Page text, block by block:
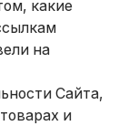
какие
на
Сайта,
и